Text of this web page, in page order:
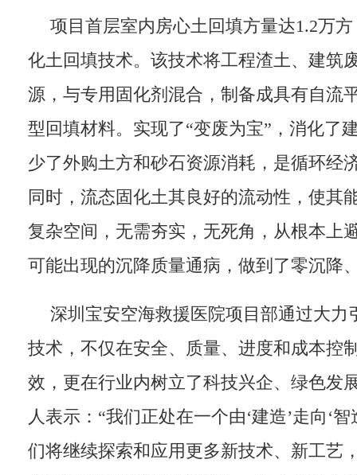
项目首层室内房心土回填方量达1.2万
化土回填技术。该技术将工程渣土、建筑
源，与专用固化剂混合，制备成具有自流
型回填材料。实现了“变废为宝”，消化了
少了外购土方和砂石资源消耗，是循环经
同时，流态固化土其良好的流动性，使其
复杂空间，无需夯实，无死角，从根本上
可能出现的沉降质量通病，做到了零沉降
深圳宝安空海救援医院项目部通过大力
技术，不仅在安全、质量、进度和成本控
效，更在行业内树立了科技兴企、绿色发
人表示：“我们正处在一个由‘建造’走向‘
们将继续探索和应用更多新技术、新工艺